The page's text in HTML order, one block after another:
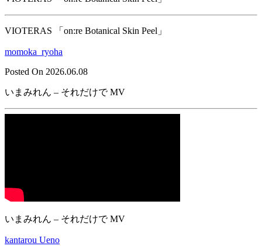
VIOTERAS 「on:re Botanical Skin Peel」
momoka_ryoha
Posted On 2026.06.08
いまみれん – それだけで MV
いまみれん – それだけで MV
kantarou Ueno